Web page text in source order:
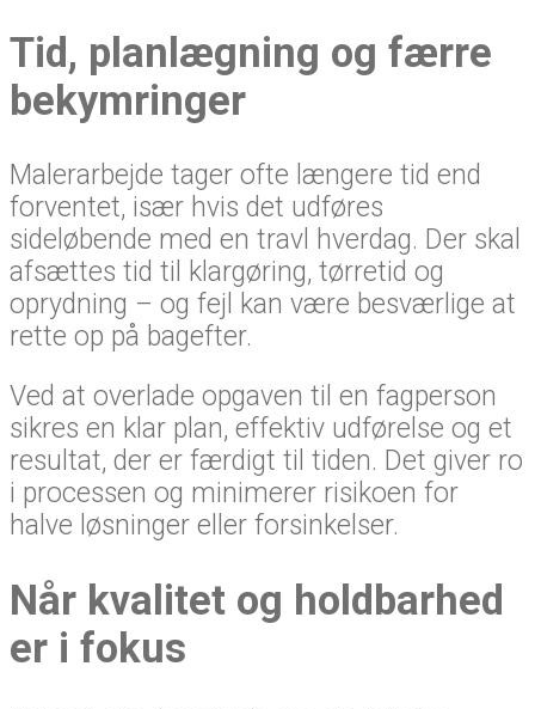
Tid, planlægning og færre
bekymringer
Malerarbejde tager ofte længere tid end
forventet, især hvis det udføres
sideløbende med en travl hverdag. Der skal
afsættes tid til klargøring, tørretid og
oprydning – og fejl kan være besværlige at
rette op på bagefter.
Ved at overlade opgaven til en fagperson
sikres en klar plan, effektiv udførelse og et
resultat, der er færdigt til tiden. Det giver ro
i processen og minimerer risikoen for
halve løsninger eller forsinkelser.
Når kvalitet og holdbarhed
er i fokus